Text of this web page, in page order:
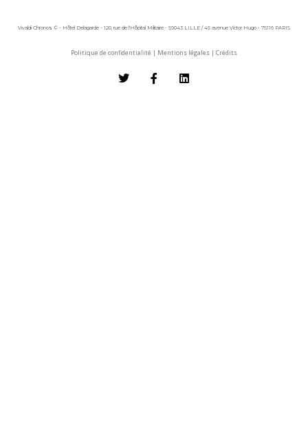
Vivaldi Chronos © - Hôtel Delagarde - 120, rue de l'Hôpital Militaire - 59043 LILLE / 45 avenue Victor Hugo - 75116 PARIS
Politique de confidentialité | Mentions légales | Crédits